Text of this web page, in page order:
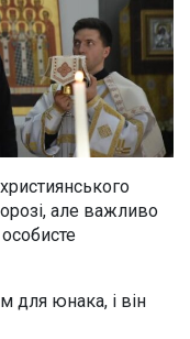
але важливо
для юнака, і він